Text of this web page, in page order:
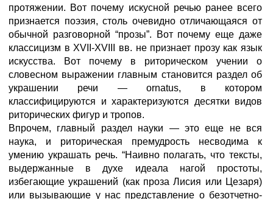
протяжении. Вот почему искусной речью ранее всего
признается поэзия, столь очевидно отличающаяся от
обычной разговорной “прозы”. Вот почему еще даже
классицизм в XVII-XVIII вв. не признает прозу как язык
искусства. Вот почему в риторическом учении о
словесном выражении главным становится раздел об
украшении речи — ornatus, в котором
классифицируются и характеризуются десятки видов
риторических фигур и тропов.
Впрочем, главный раздел науки — это еще не вся
наука, и риторическая премудрость несводима к
умению украшать речь. “Наивно полагать, что тексты,
выдержанные в духе идеала нагой простоты,
избегающие украшений (как проза Лисия или Цезаря)
или вызывающие у нас представление о безотчетно-